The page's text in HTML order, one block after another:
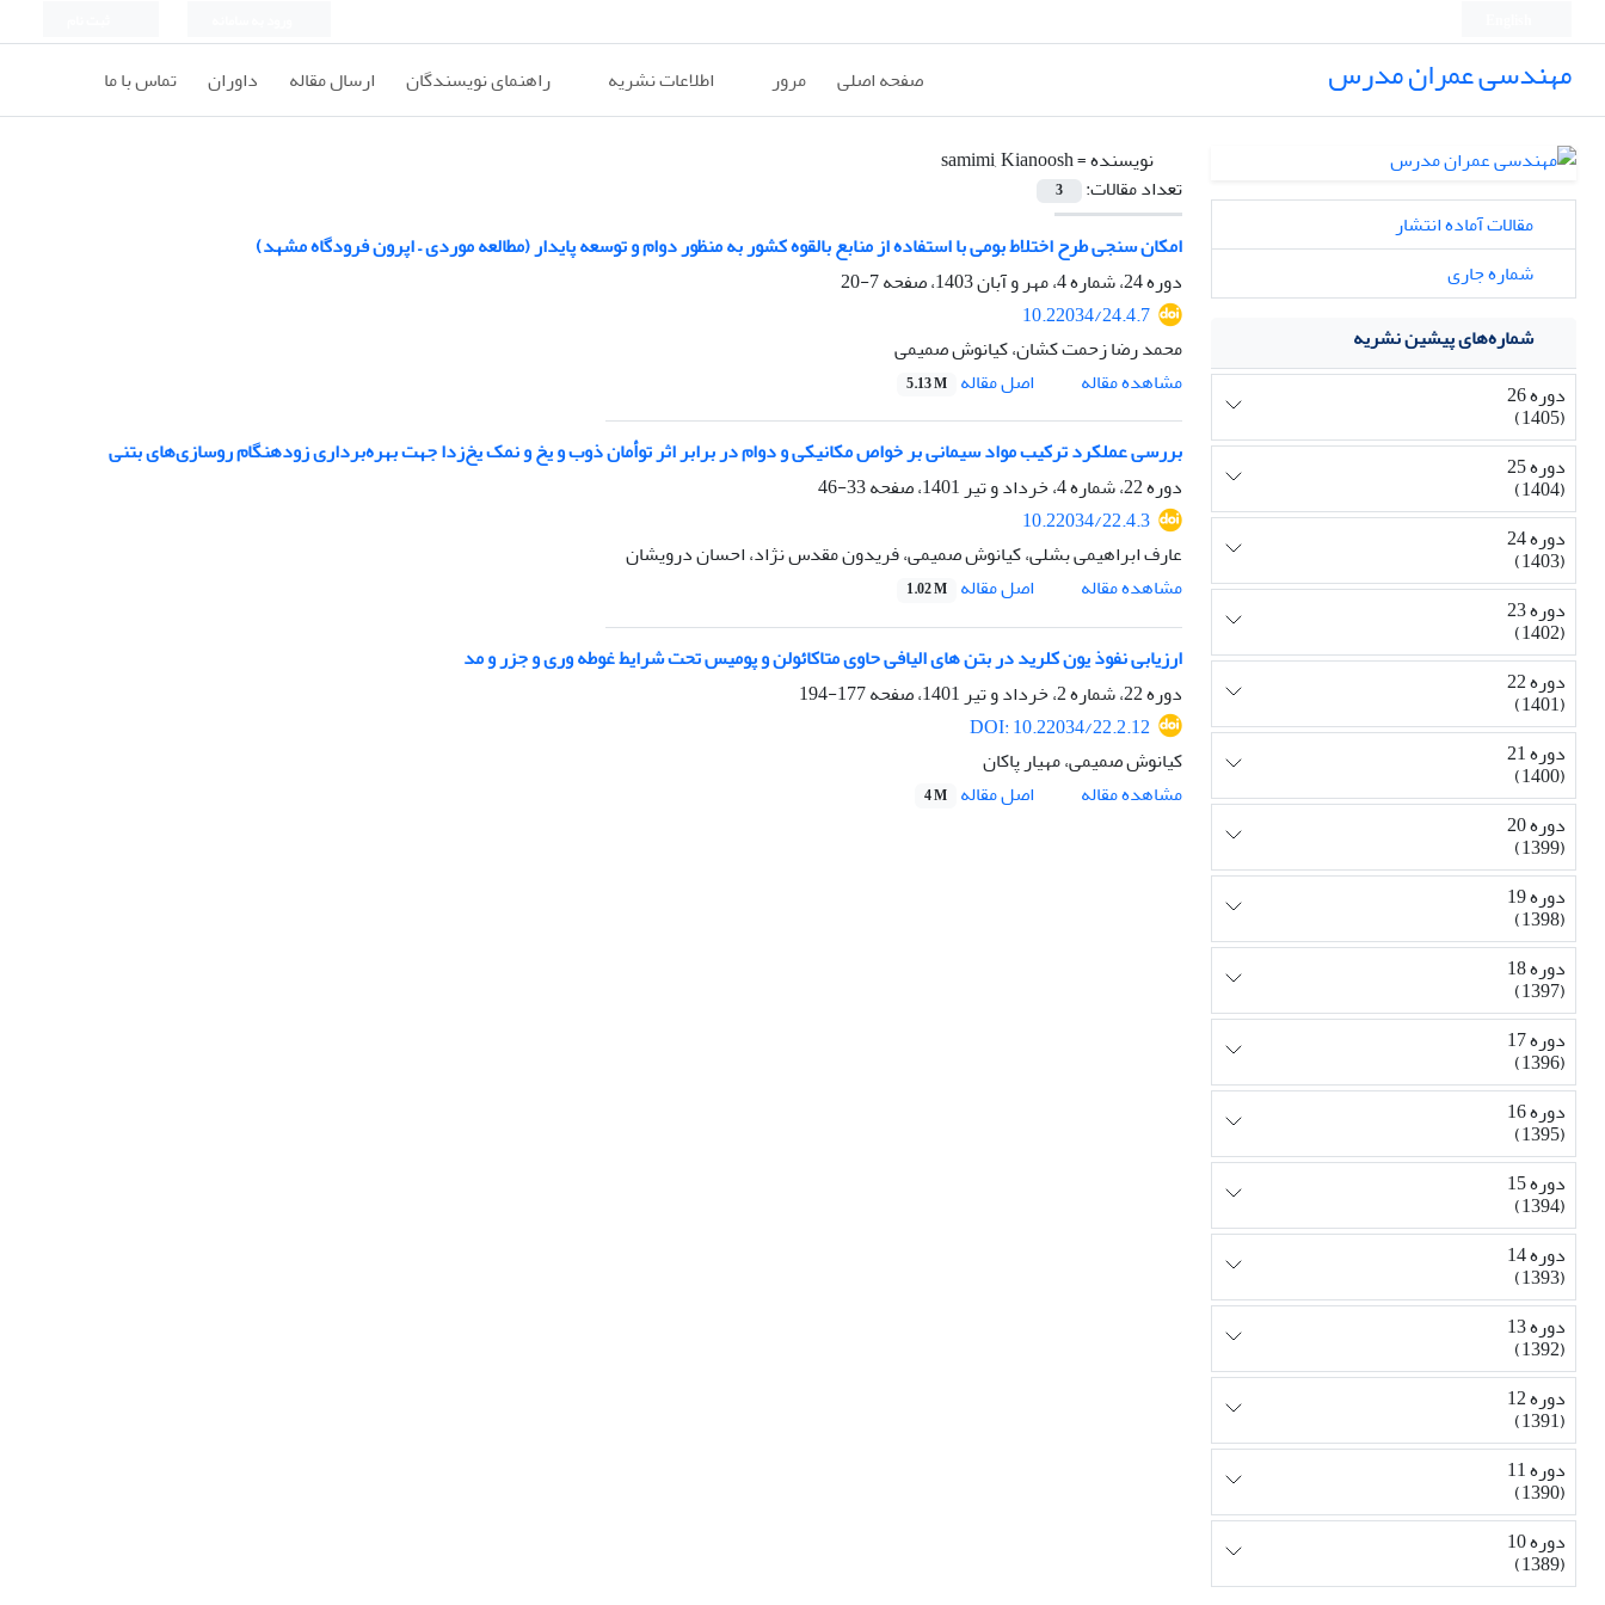
مهندسی عمران مدرس صفحه اصلی مرور اطلاعات نشریه راهنمای نویسندگان ارسال مقاله داوران تماس با ما
نویسنده =samimi, Kianoosh
تعداد مقالات:
3
امکان سنجی طرح اختلاط بومی با استفاده از منابع بالقوه کشور به منظور دوام و توسعه پایدار (مطالعه موردی – اپرون فرودگاه مشهد)
دوره 24، شماره 4، مهر و آبان 1403، صفحه
7-20
10.22034/24.4.7
محمد رضا زحمت کشان، کیانوش صمیمی
مشاهده مقاله
اصل مقاله 5.13 M
بررسی عملکرد ترکیب مواد سیمانی بر خواص مکانیکی و دوام در برابر اثر توأمان ذوب و یخ و نمک یخ‌زدا جهت بهره‌برداری زودهنگام روسازی‌های بتنی
دوره 22، شماره 4، خرداد و تیر 1401، صفحه
33-46
10.22034/22.4.3
عارف ابراهیمی بشلی، کیانوش صمیمی، فریدون مقدس نژاد، احسان درویشان
مشاهده مقاله
اصل مقاله 1.02 M
ارزیابی نفوذ یون کلرید در بتن های الیافی حاوی متاکائولن و پومیس تحت شرایط غوطه وری و جزر و مد
دوره 22، شماره 2، خرداد و تیر 1401، صفحه
177-194
DOI: 10.22034/22.2.12
کیانوش صمیمی، مهیار پاکان
مشاهده مقاله
اصل مقاله 4 M
مقالات آماده انتشار
شماره جاری
شماره‌های پیشین نشریه
دوره 26
(1405)
دوره 25
(1404)
دوره 24
(1403)
دوره 23
(1402)
دوره 22
(1401)
دوره 21
(1400)
دوره 20
(1399)
دوره 19
(1398)
دوره 18
(1397)
دوره 17
(1396)
دوره 16
(1395)
دوره 15
(1394)
دوره 14
(1393)
دوره 13
(1392)
دوره 12
(1391)
دوره 11
(1390)
دوره 10
(1389)